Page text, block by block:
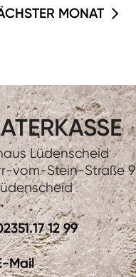
MONAT
Lüdenscheid
vom-Stein-Straße 9
12 99
Mail